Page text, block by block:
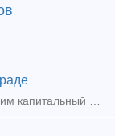
Ремонтируемое оборудование: выполним капитальный ремонт колёсотокарных (мод. КЖ1842, КЖ1843, UGB-150 ,UBB112ф3, осетокарные 1833, и колёсофрезерных КЖ-20,1836М.10 КЗТС, UBC-150, UBC-130, UBC-125 с Ч